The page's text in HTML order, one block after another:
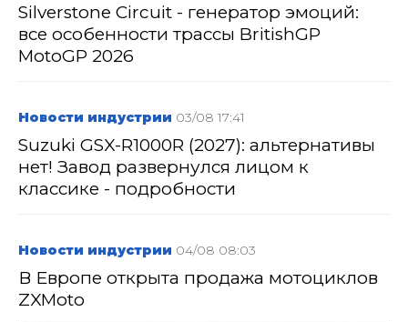
Silverstone Circuit - генератор эмоций:
все особенности трассы BritishGP
MotoGP 2026
Новости индустрии 03/08 17:41
Suzuki GSX-R1000R (2027): альтернативы
нет! Завод развернулся лицом к
классике - подробности
Новости индустрии 04/08 08:03
В Европе открыта продажа мотоциклов
ZXMoto